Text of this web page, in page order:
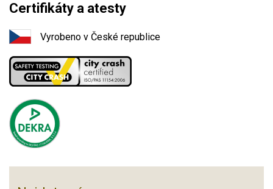
Certifikáty a atesty
Vyrobeno v České republice